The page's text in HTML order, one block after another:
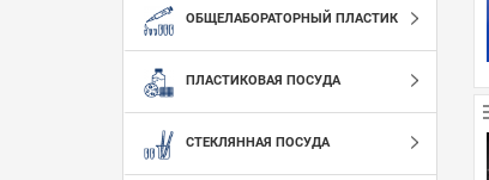
ОБЩЕЛАБОРАТОРНЫЙ ПЛАСТИК
ПЛАСТИКОВАЯ ПОСУДА
СТЕКЛЯННАЯ ПОСУДА